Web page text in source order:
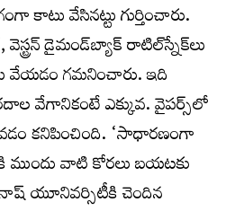
కాటు వేసినట్టు గుర్తించారు.
వెస్ట్రన్‌ డైమండ్‌బ్యాక్‌ రాటిల్‌స్నేక్‌లు
వేయడం గమనించారు. ఇది
వేగానికంటే ఎక్కువ. వైపర్స్‌లో
కనిపించింది. ‘సాధారణంగా
వాటి కోరలు బయటకు
యూనివర్సిటీకి చెందిన